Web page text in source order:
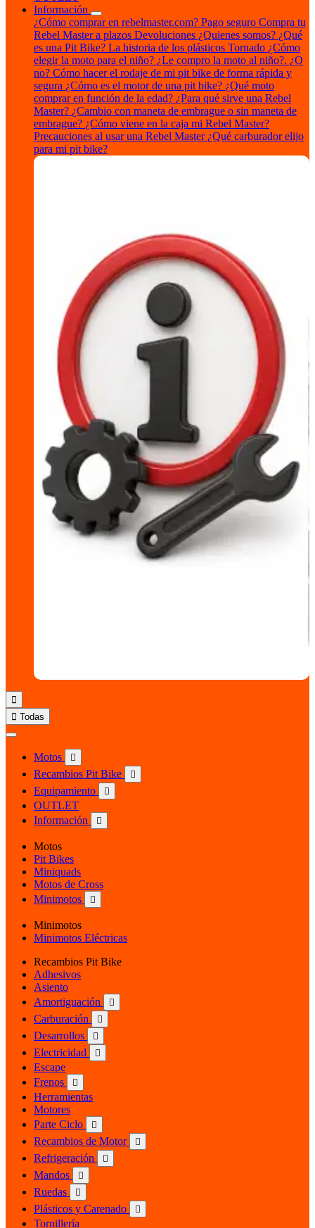
Información
¿Cómo comprar en rebelmaster.com? Pago seguro Compra tu
Rebel Master a plazos Devoluciones ¿Quienes somos? ¿Qué
es una Pit Bike? La historia de los plásticos Tornado ¿Cómo
elegir la moto para el niño? ¿Le compro la moto al niño?. ¿O
no? Cómo hacer el rodaje de mi pit bike de forma rápida y
segura ¿Cómo es el motor de una pit bike? ¿Qué moto
comprar en función de la edad? ¿Para qué sirve una Rebel
Master? ¿Cambio con maneta de embrague o sin maneta de
embrague? ¿Cómo viene en la caja mi Rebel Master?
Precauciones al usar una Rebel Master ¿Qué carburador elijo
para mi pit bike?

 Todas
Motos 
Recambios Pit Bike 
Equipamiento 
OUTLET
Información

Motos
Pit Bikes
Miniquads
Motos de Cross
Minimotos

Minimotos
Minimotos Eléctricas
Recambios Pit Bike
Adhesivos
Asiento
Amortiguación

Carburación 
Desarrollos 
Electricidad 
Escape
Frenos

Herramientas
Motores
Parte Ciclo

Recambios de Motor 
Refrigeración 
Mandos 
Ruedas 
Plásticos y Carenado 
Tornillería